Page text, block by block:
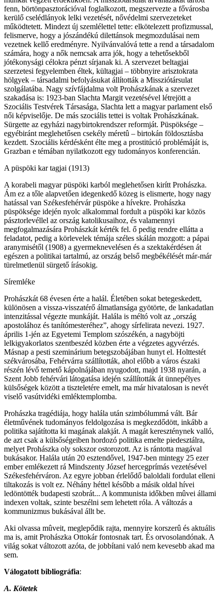
fenn, börtönpasztorációval foglalkozott, megszervezte a fővárosba
kerülő cselédlányok lelki vezetését, nővédelmi szervezeteket
működtetett. Mindezt új szemlélettel tette: elkötelezett profizmussal,
felismerve, hogy a jószándékú dilettánsok megmozdulásai nem
vezetnek kellő eredményre. Nyilvánvalóvá tette a rend a társadalom
számára, hogy a nők nemcsak arra jók, hogy a tehetősekből
jótékonysági célokra pénzt sírjanak ki. A szervezet beltagjai
szerzetesi fegyelemben éltek, kültagjai – többnyire arisztokrata
hölgyek – társadalmi befolyásukat állították a Missziótársulat
szolgálatába. Nagy szívfájdalma volt Prohászkának a szervezet
szakadása is: 1923-ban Slachta Margit vezetésével létrejött a
Szociális Testvérek Társasága, Slachta lett a magyar parlament első
női képviselője. De más szociális tettei is voltak Prohászkának.
Sürgette az egyházi nagybirtokrendszer reformját. Püspöksége –
egyébiránt meglehetősen csekély méretû – birtokán földosztásba
kezdett. Szociális kérdésként élte meg a prostitúció problémáját is,
Grazban e témában nyilatkozott egy tudományos konferencián.
A püspöki kar tagjai (1913)
A korabeli magyar püspöki karból meglehetősen kirítt Prohászka.
Ám ez a tőle alapvetően idegenkedő közeg is elismerte, hogy nagy
hatással van Székesfehérvár püspöke a hívekre. Prohászka
püspöksége idején nyolc alkalommal fordult a püspöki kar közös
pásztorlevéllel az ország katolikusaihoz, és valamennyi
megfogalmazására Prohászkát kérték fel. ő pedig rendre ellátta a
feladatot, pedig a körlevelek témája széles skálán mozgott: a pápai
aranymisétől (1908) a gyermeknevelésen és a szektakérdésen át
egészen a politikai tartalmú, az ország belső megbékélését már-már
türelmetlenül sürgető írásokig.
Síremléke
Prohászkát 68 évesen érte a halál. Életében sokat betegeskedett,
különösen a vissza-visszatérő álmatlansága gyötörte, de lankadatlan
intenzitással végezte munkáját. Halála is méltó volt az „ország
apostolához és tanítómesteréhez”, ahogy sírfelirata nevezi. 1927.
április 1-jén az Egyetemi Templom szószékén, a nagyböjti
lelkigyakorlatos szentbeszéd közben érte a végzetes agyvérzés.
Másnap a pesti szeminárium betegszobájában hunyt el. Holttestét
székvárosába, Fehérvárra szállították, ahol előbb a város északi
részén lévő temető kápolnájában nyugodott, majd 1938 nyarán, a
Szent Jobb fehérvári látogatása idején szállították át ünnepélyes
külsőségek között a tiszteletére emelt, ma már hivatalosan is nevét
viselő vasútvidéki emléktemplomba.
Prohászka tragédiája, hogy halála után szimbólummá vált. Bár
életművének tudományos feldolgozása is megkezdődött, inkább a
politika sajátította ki magának alakját. A magát kereszténynek valló,
de azt csak a külsőségeiben hordozó politika emelte piedesztálra,
melyet Prohászka oly sokszor ostorozott. Az is rántotta magával
bukásakor. Halála után 20 esztendővel, 1947-ben mintegy 25 ezer
ember emlékezett rá Mindszenty József hercegprímás vezetésével
Székesfehérváron. Az egyre jobban érlelődő baloldali fordulat elleni
tiltakozás is volt ez. Néhány héttel később a másik oldal hívei
ledöntötték budapesti szobrát... A kommunista időkben mûvei állami
indexen voltak, szinte beszélni sem lehetett róla. A változás a
kommunizmus bukásával állt be.
Aki olvassa mûveit, meglepődik rajta, mennyire korszerû és aktuális
ma is, amit Prohászka Ottokár fontosnak tart. És orvosolandónak. A
világ sokat változott azóta, de jobbítani való nem kevesebb akad ma
sem.
Válogatott bibliográfia:
A. Kötetek